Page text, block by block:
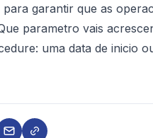
garantir que as
parametro vais
uma data de inicio